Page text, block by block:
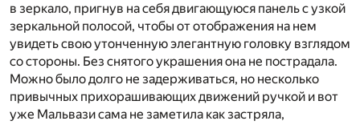
в зеркало, пригнув на себя двигающуюся панель с узкой
зеркальной полосой, чтобы от отображения на нем
увидеть свою утонченную элегантную головку взглядом
со стороны. Без снятого украшения она не пострадала.
Можно было долго не задерживаться, но несколько
привычных прихорашивающих движений ручкой и вот
уже Мальвази сама не заметила как застряла,